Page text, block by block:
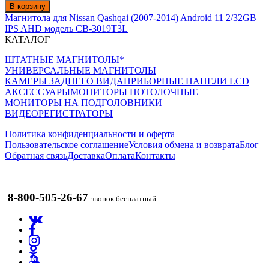
В корзину
Магнитола для Nissan Qashqai (2007-2014) Android 11 2/32GB
IPS AHD модель CB-3019T3L
КАТАЛОГ
ШТАТНЫЕ МАГНИТОЛЫ*
УНИВЕРСАЛЬНЫЕ МАГНИТОЛЫ
КАМЕРЫ ЗАДНЕГО ВИДАПРИБОРНЫЕ ПАНЕЛИ LCD
АКСЕССУАРЫМОНИТОРЫ ПОТОЛОЧНЫЕ
МОНИТОРЫ НА ПОДГОЛОВНИКИ
ВИДЕОРЕГИСТРАТОРЫ
Политика конфиденциальности и оферта
Пользовательское соглашениеУсловия обмена и возвратаБлог
Обратная связьДоставкаОплатаКонтакты
8-800-505-26-67 звонок бесплатный